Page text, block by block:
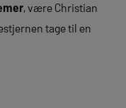
, være Christian
tage til en